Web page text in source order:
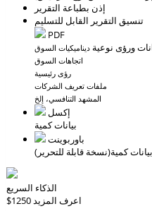
إذن بطباعة التقرير
تنسيق التقرير القابل للتسليم
PDF
ورؤى نوعية ديناميكيات السوق
اتجاهات السوق
رؤى رئيسية
ملفات تعريف الشركات
المشهد التنافسي، إلخ
إكسل
بيانات كمية
باوربوينت
كمية(نسخة قابلة للتحرير)
الذكاء السريع
$1250اعرف المزيد